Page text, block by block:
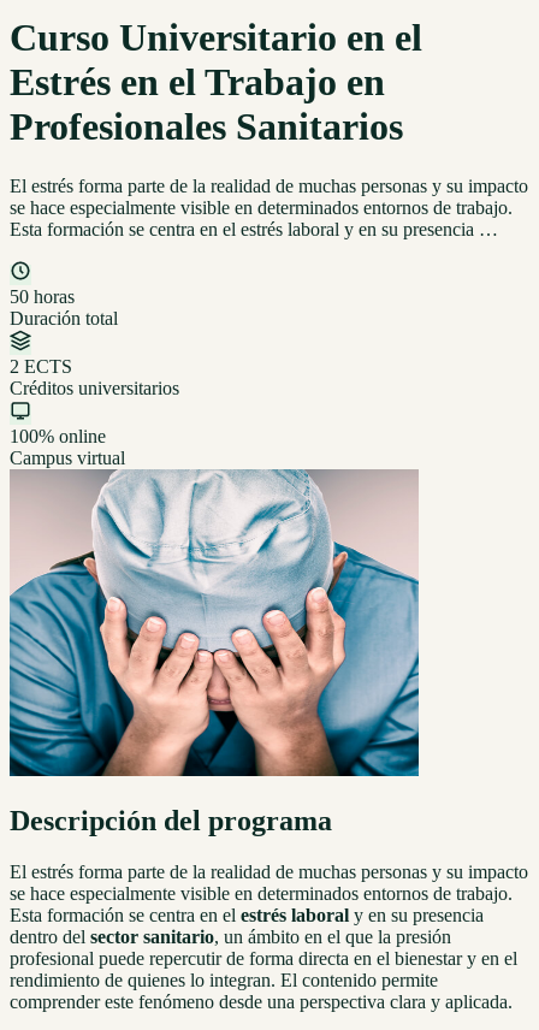
Curso Universitario en el
Estrés en el Trabajo en
Profesionales Sanitarios
El estrés forma parte de la realidad de muchas personas y su impacto
se hace especialmente visible en determinados entornos de trabajo.
Esta formación se centra en el estrés laboral y en su presencia …
50 horas
Duración total
2 ECTS
Créditos universitarios
100% online
Campus virtual
Descripción del programa
El estrés forma parte de la realidad de muchas personas y su impacto
se hace especialmente visible en determinados entornos de trabajo.
Esta formación se centra en el estrés laboral y en su presencia
dentro del sector sanitario, un ámbito en el que la presión
profesional puede repercutir de forma directa en el bienestar y en el
rendimiento de quienes lo integran. El contenido permite
comprender este fenómeno desde una perspectiva clara y aplicada.